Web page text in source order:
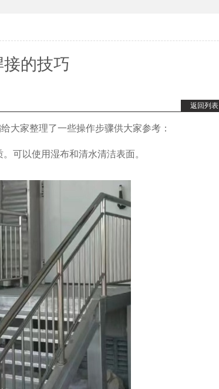
的技巧
返回列表
大家整理了一些操作步骤供大家参考：
可以使用湿布和清水清洁表面。